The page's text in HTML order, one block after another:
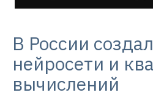
В России
нейросети и
вычислений